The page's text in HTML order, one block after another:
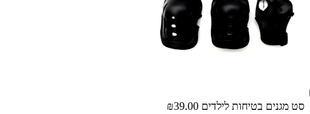
סט מגנים בטיחות לילדים ₪39.00